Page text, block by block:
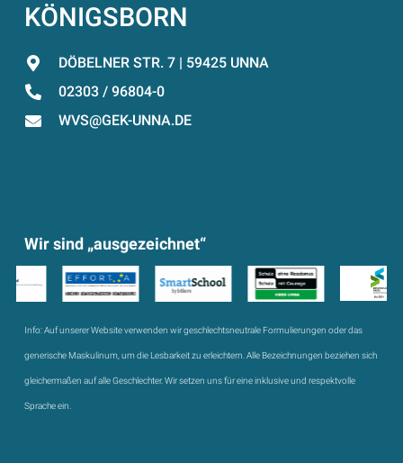
KÖNIGSBORN
DÖBELNER STR. 7 | 59425 UNNA
02303 / 96804-0
WVS@GEK-UNNA.DE
Wir sind „ausgezeichnet“
Info:Auf unserer Website verwenden wir geschlechtsneutrale Formulierungen oder das
generische Maskulinum, um die Lesbarkeit zu erleichtern. Alle Bezeichnungen beziehen sich
gleichermaßen auf alle Geschlechter. Wir setzen uns für eine inklusive und respektvolle
Sprache ein.